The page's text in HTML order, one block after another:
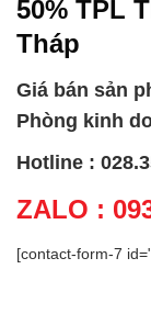
50% TPL
Tháp
Giá bán sản
Phòng kinh
Hotline :
ZALO :
[contact-form-7